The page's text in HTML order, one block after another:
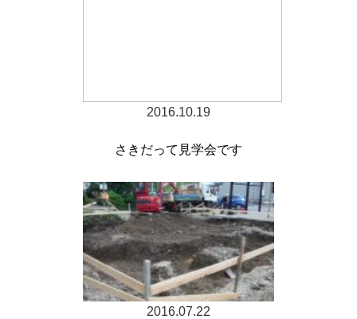
2016.10.19
さきだって見学会です
2016.07.22